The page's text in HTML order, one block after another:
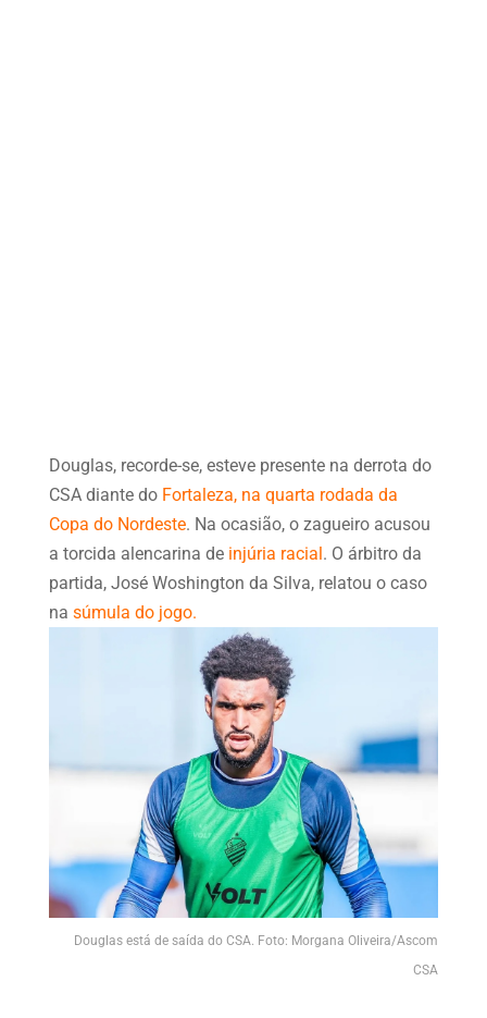
Douglas, recorde-se, esteve presente na derrota do
CSA diante do Fortaleza, na quarta rodada da
Copa do Nordeste. Na ocasião, o zagueiro acusou
a torcida alencarina deinjúria racial. O árbitro da
partida, José Woshington da Silva, relatou o caso
na súmula do jogo.
Douglas está de saída do CSA. Foto: Morgana Oliveira/Ascom
CSA